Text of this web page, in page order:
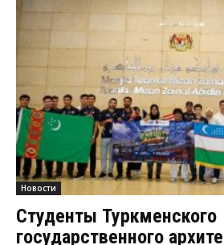
Новости
Студенты Туркменского
государственного